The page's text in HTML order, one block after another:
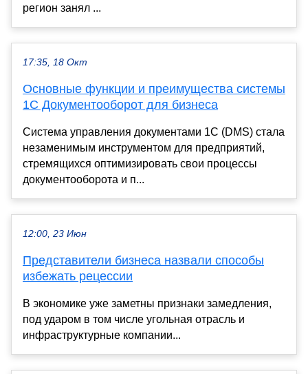
регион занял ...
17:35, 18 Окт
Основные функции и преимущества системы
1С Документооборот для бизнеса
Система управления документами 1С (DMS) стала
незаменимым инструментом для предприятий,
стремящихся оптимизировать свои процессы
документооборота и п...
12:00, 23 Июн
Представители бизнеса назвали способы
избежать рецессии
В экономике уже заметны признаки замедления,
под ударом в том числе угольная отрасль и
инфраструктурные компании...